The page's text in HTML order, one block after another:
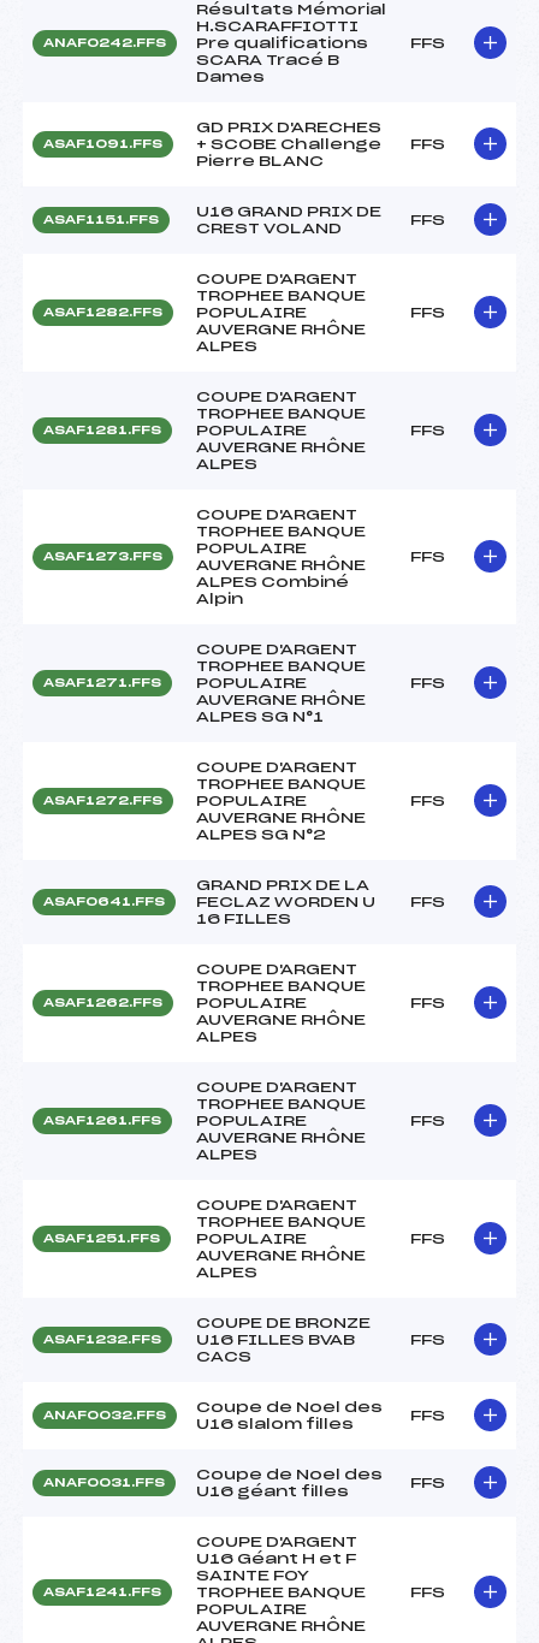
ANAF0242.FFS
Résultats Mémorial
H.SCARAFFIOTTI
Pre qualifications
SCARA Tracé B
Dames
FFS
ASAF1091.FFS
GD PRIX D'ARECHES
+ SCOBE Challenge
Pierre BLANC
FFS
ASAF1151.FFS
U16 GRAND PRIX DE
CREST VOLAND
FFS
ASAF1282.FFS
COUPE D'ARGENT
TROPHEE BANQUE
POPULAIRE
AUVERGNE RHÔNE
ALPES
FFS
ASAF1281.FFS
COUPE D'ARGENT
TROPHEE BANQUE
POPULAIRE
AUVERGNE RHÔNE
ALPES
FFS
ASAF1273.FFS
COUPE D'ARGENT
TROPHEE BANQUE
POPULAIRE
AUVERGNE RHÔNE
ALPES Combiné
Alpin
FFS
ASAF1271.FFS
COUPE D'ARGENT
TROPHEE BANQUE
POPULAIRE
AUVERGNE RHÔNE
ALPES SG N°1
FFS
ASAF1272.FFS
COUPE D'ARGENT
TROPHEE BANQUE
POPULAIRE
AUVERGNE RHÔNE
ALPES SG N°2
FFS
ASAF0641.FFS
GRAND PRIX DE LA
FECLAZ WORDEN U
16 FILLES
FFS
ASAF1262.FFS
COUPE D'ARGENT
TROPHEE BANQUE
POPULAIRE
AUVERGNE RHÔNE
ALPES
FFS
ASAF1261.FFS
COUPE D'ARGENT
TROPHEE BANQUE
POPULAIRE
AUVERGNE RHÔNE
ALPES
FFS
ASAF1251.FFS
COUPE D'ARGENT
TROPHEE BANQUE
POPULAIRE
AUVERGNE RHÔNE
ALPES
FFS
ASAF1232.FFS
COUPE DE BRONZE
U16 FILLES BVAB
CACS
FFS
ANAF0032.FFS
Coupe de Noel des
U16 slalom filles
FFS
ANAF0031.FFS
Coupe de Noel des
U16 géant filles
FFS
ASAF1241.FFS
COUPE D'ARGENT
U16 Géant H et F
SAINTE FOY
TROPHEE BANQUE
POPULAIRE
AUVERGNE RHÔNE
FFS